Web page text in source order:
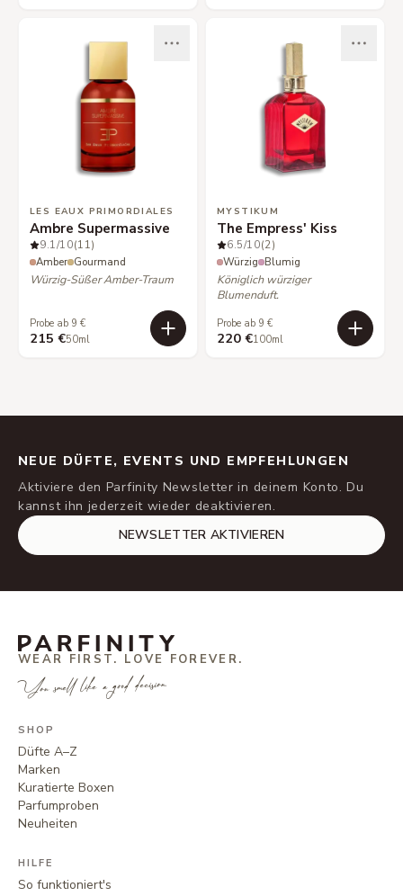
LES EAUX PRIMORDIALES
Ambre Supermassive
9.1/10(11)
Amber Gourmand
Würzig-Süßer Amber-Traum
Probe ab 9 €
215 €50ml
MYSTIKUM
The Empress' Kiss
6.5/10(2)
Würzig Blumig
Königlich würziger
Blumenduft.
Probe ab 9 €
220 €100ml
NEUE DÜFTE, EVENTS UND EMPFEHLUNGEN
Aktiviere den Parfinity Newsletter in deinem Konto. Du
kannst ihn jederzeit wieder deaktivieren.
NEWSLETTER AKTIVIEREN
WEAR FIRST. LOVE FOREVER.
You smell like a good decision.
SHOP
Düfte A–Z
Marken
Kuratierte Boxen
Parfumproben
Neuheiten
HILFE
So funktioniert's